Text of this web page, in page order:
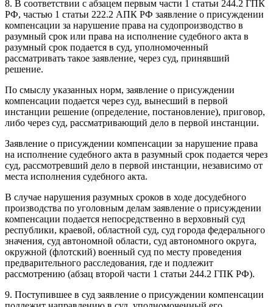
8. В соответствии с абзацем первым части 1 статьи 244.2 ГПК
РФ, частью 1 статьи 222.2 АПК РФ заявление о присуждении
компенсации за нарушение права на судопроизводство в
разумный срок или права на исполнение судебного акта в
разумный срок подается в суд, уполномоченный
рассматривать такое заявление, через суд, принявший
решение.
По смыслу указанных норм, заявление о присуждении
компенсации подается через суд, вынесший в первой
инстанции решение (определение, постановление), приговор,
либо через суд, рассматривающий дело в первой инстанции.
Заявление о присуждении компенсации за нарушение права
на исполнение судебного акта в разумный срок подается через
суд, рассмотревший дело в первой инстанции, независимо от
места исполнения судебного акта.
В случае нарушения разумных сроков в ходе досудебного
производства по уголовным делам заявление о присуждении
компенсации подается непосредственно в верховный суд
республики, краевой, областной суд, суд города федерального
значения, суд автономной области, суд автономного округа,
окружной (флотский) военный суд по месту проведения
предварительного расследования, где и подлежит
рассмотрению (абзац второй части 1 статьи 244.2 ГПК РФ).
9. Поступившее в суд заявление о присуждении компенсации